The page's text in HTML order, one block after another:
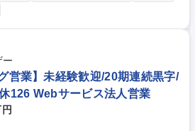
ストを分析し、ターゲットを特定します。
ルを使って、潜在顧客に連絡を取り、当社
報を提供します。 ■商談の設定興味を持った
トを設定します。 ■営業チームとの連携商
、受注に向けてサポートします。 募集職
セールス】第二新卒、未経験歓迎◎成長でき
ー
営業】未経験歓迎/20期連続黒字/
126 Webサービス法人営業